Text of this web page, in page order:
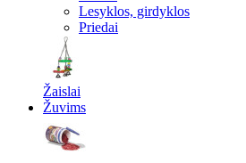
Lesyklos, girdyklos
Priedai
Žaislai
Žuvims